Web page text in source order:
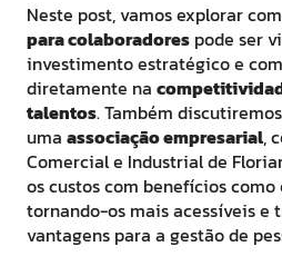
Neste post, vamos explorar
para colaboradores pode ser
investimento estratégico e
diretamente na
talentos. Também
uma associação empresarial,
Comercial e Industrial de
os custos com benefícios como
tornando-os mais acessíveis e
vantagens para a gestão de